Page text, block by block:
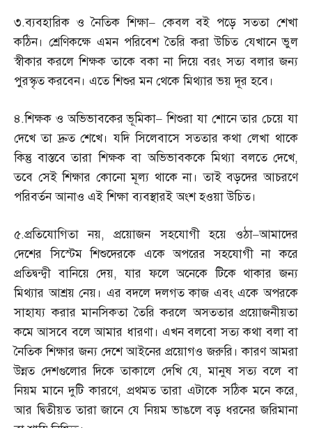
৩.ব্যবহারিক ও নৈতিক শিক্ষা– কেবল বই পড়ে সততা শেখা
কঠিন। শ্রেণিকক্ষে এমন পরিবেশ তৈরি করা উচিত যেখানে ভুল
স্বীকার করলে শিক্ষক তাকে বকা না দিয়ে বরং সত্য বলার জন্য
পুরস্কৃত করবেন। এতে শিশুর মন থেকে মিথ্যার ভয় দূর হবে।
৪.শিক্ষক ও অভিভাবকের ভূমিকা–শিশুরা যা শোনে তার চেয়ে যা
দেখে তা দ্রুত শেখে। যদি সিলেবাসে সততার কথা লেখা থাকে
কিন্তু বাস্তবে তারা শিক্ষক বা অভিভাবককে মিথ্যা বলতে দেখে,
তবে সেই শিক্ষার কোনো মূল্য থাকে না। তাই বড়দের আচরণে
পরিবর্তন আনাও এই শিক্ষা ব্যবস্থারই অংশ হওয়া উচিত।
৫.প্রতিযোগিতা নয়,প্রয়োজন সহযোগী হয়ে ওঠা–আমাদের
দেশের সিস্টেম শিশুদেরকে একে অপরের সহযোগী না করে
প্রতিদ্বন্দ্বী বানিয়ে দেয়,যার ফলে অনেকে টিকে থাকার জন্য
মিথ্যার আশ্রয় নেয়। এর বদলে দলগত কাজ এবং একে অপরকে
সাহায্য করার মানসিকতা তৈরি করলে অসততার প্রয়োজনীয়তা
কমে আসবে বলে আমার ধারণা। এখন বলবো সত্য কথা বলা বা
নৈতিক শিক্ষার জন্য দেশে আইনের প্রয়োগও জরুরি। কারণ আমরা
উন্নত দেশগুলোর দিকে তাকালে দেখি যে,মানুষ সত্য বলে বা
নিয়ম মানে দুটি কারণে, প্রথমত তারা এটাকে সঠিক মনে করে,
আর দ্বিতীয়ত তারা জানে যে নিয়ম ভাঙলে বড় ধরনের জরিমানা